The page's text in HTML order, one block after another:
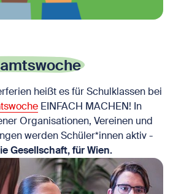
heißt es für Schulklassen bei
EINFACH MACHEN! In
Organisationen, Vereinen und
werden Schüler*innen aktiv -
Gesellschaft, für Wien.